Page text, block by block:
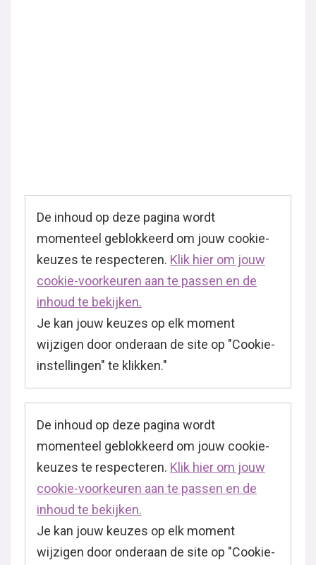
De inhoud op deze pagina wordt
momenteel geblokkeerd om jouw cookie-
keuzes te respecteren. Klik hier om jouw
cookie-voorkeuren aan te passen en de
inhoud te bekijken.
Je kan jouw keuzes op elk moment
wijzigen door onderaan de site op "Cookie-
instellingen" te klikken."
De inhoud op deze pagina wordt
momenteel geblokkeerd om jouw cookie-
keuzes te respecteren. Klik hier om jouw
cookie-voorkeuren aan te passen en de
inhoud te bekijken.
Je kan jouw keuzes op elk moment
wijzigen door onderaan de site op "Cookie-